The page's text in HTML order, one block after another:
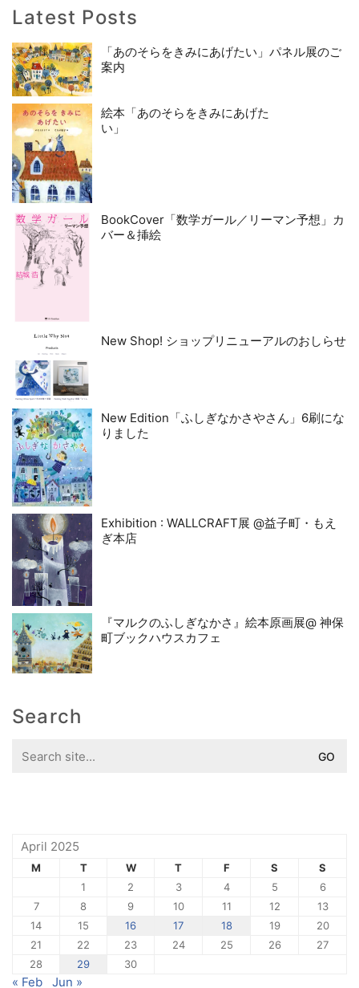
Latest Posts
「あのそらをきみにあげたい」パネル展のご
案内
絵本「あのそらをきみにあげた
い」
BookCover「数学ガール／リーマン予想」カ
バー＆挿絵
New Shop! ショップリニューアルのおしらせ
New Edition「ふしぎなかさやさん」6刷にな
りました
Exhibition : WALLCRAFT展 @益子町・もえ
ぎ本店
『マルクのふしぎなかさ』絵本原画展@ 神保
町ブックハウスカフェ
Search
for:
April 2025
M T W T F S
S
1
2 3 4 5
6
7
8 9 10 11 12
13
14
15 16 17 18 19
20
21
22 23 24 25 26
27
28
29 30
« Feb Jun »